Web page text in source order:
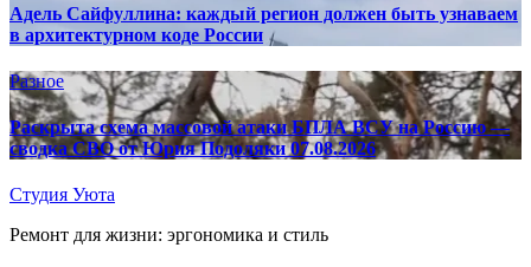
Адель Сайфуллина: каждый регион должен быть узнаваем
в архитектурном коде России
Разное
Раскрыта схема массовой атаки БПЛА ВСУ на Россию —
сводка СВО от Юрия Подоляки 07.08.2026
Студия Уюта
Ремонт для жизни: эргономика и стиль